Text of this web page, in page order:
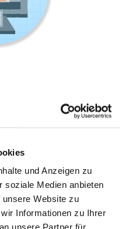
und Anzeigen zu
soziale Medien anbieten
Website zu
Informationen zu Ihrer
Approach